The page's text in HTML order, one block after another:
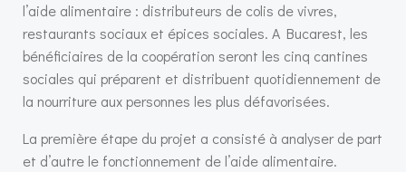
l’aide alimentaire : distributeurs de colis de vivres,
restaurants sociaux et épices sociales. A Bucarest, les
bénéficiaires de la coopération seront les cinq cantines
sociales qui préparent et distribuent quotidiennement de
la nourriture aux personnes les plus défavorisées.
La première étape du projet a consisté à analyser de part
et d’autre le fonctionnement de l’aide alimentaire.